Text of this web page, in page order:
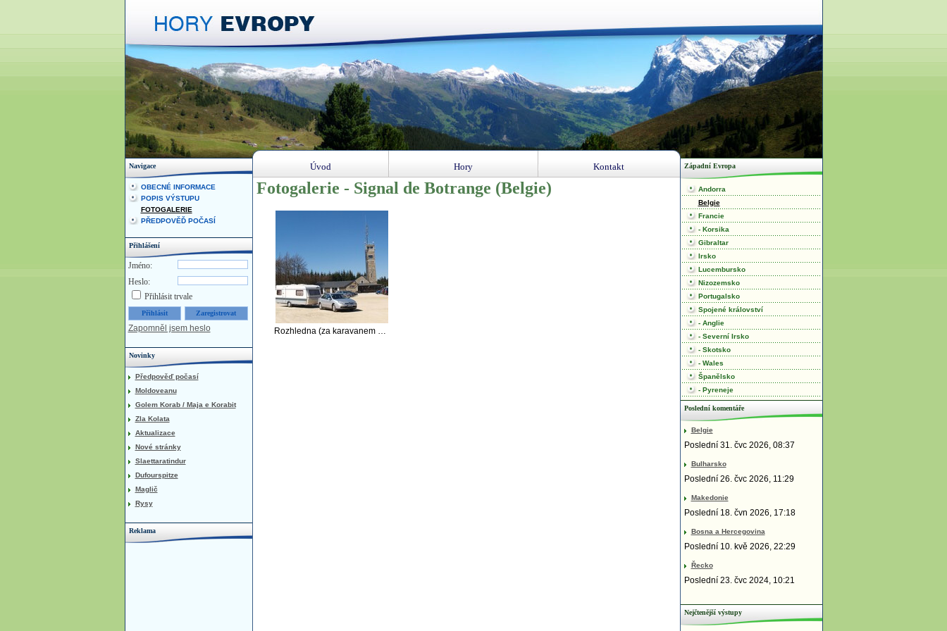
Fotogalerie - Signal de Botrange (Belgie)
Rozhledna (za karavanem vrcholek umělého pahorku do výšky 700 m)
Navigace
OBECNÉ INFORMACE
POPIS VÝSTUPU
FOTOGALERIE
PŘEDPOVĚĎ POČASÍ
Přihlášení
Jméno:
Heslo:
Přihlásit trvale
Zapomněl jsem heslo
Novinky
Předpověď počasí
Moldoveanu
Golem Korab / Maja e Korabit
Zla Kolata
Aktualizace
Nové stránky
Slaettaratindur
Dufourspitze
Maglič
Rysy
Reklama
Západní Evropa
Andorra
Belgie
Francie
- Korsika
Gibraltar
Irsko
Lucembursko
Nizozemsko
Portugalsko
Spojené království
- Anglie
- Severní Irsko
- Skotsko
- Wales
Španělsko
- Pyreneje
Poslední komentáře
Belgie
Poslední 31. čvc 2026, 08:37
Bulharsko
Poslední 26. čvc 2026, 11:29
Makedonie
Poslední 18. čvn 2026, 17:18
Bosna a Hercegovina
Poslední 10. kvě 2026, 22:29
Řecko
Poslední 23. čvc 2024, 10:21
Nejčtenější výstupy
Úvod Hory Kontakt